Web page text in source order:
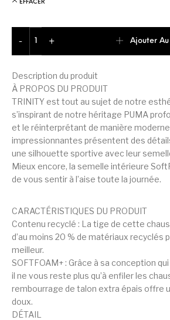
Description du produit
À PROPOS DU PRODUIT
TRINITY est tout au sujet de notre
s’inspirant de notre héritage PUMA
et le réinterprétant de manière
impressionnantes présentent des
une silhouette sportive avec leur
Mieux encore, la semelle intérieure
de vous sentir à l’aise toute la journée.
CARACTÉRISTIQUES DU PRODUIT
Contenu recyclé : La tige de cette
d’au moins 20 % de matériaux recyclés
meilleur.
SOFTFOAM+ : Grâce à sa conception
il ne vous reste plus qu’à enfiler les
rembourrage de talon extra épais offre
doux.
DÉTAIL
EFFACER
-
+
Ajouter